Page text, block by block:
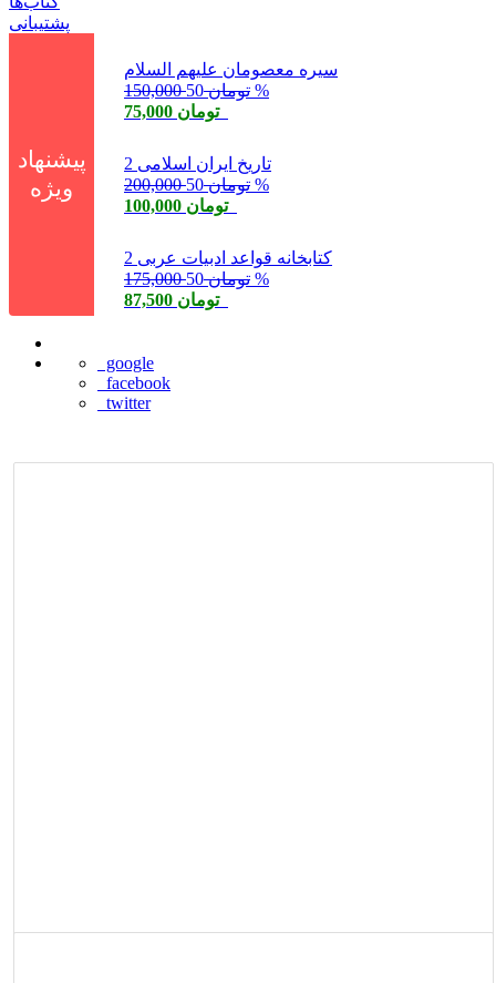
پشتیبانی
پیشنهاد
ویژه
سیره معصومان علیهم السلام
150,000 تومان 50 %
75,000 تومان
تاریخ ایران اسلامی 2
200,000 تومان 50 %
100,000 تومان
کتابخانه قواعد ادبیات عربی 2
175,000 تومان 50 %
87,500 تومان
google
facebook
twitter